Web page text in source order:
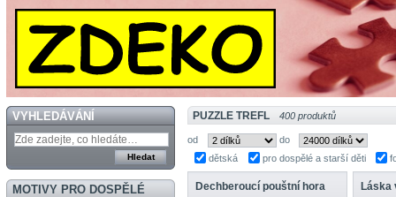
VYHLEDÁVÁNÍ
MOTIVY PRO DOSPĚLÉ
PUZZLE TREFL 400 produktů
od
do
dětská
pro dospělé a starší děti
Dechberoucí pouštní hora Láska